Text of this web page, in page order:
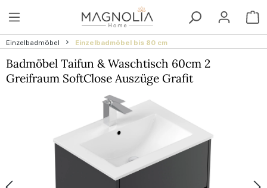
Zum Hauptinhalt springen
Einzelbadmöbel Einzelbadmöbel bis 80 cm
Badmöbel Taifun & Waschtisch 60cm 2
Greifraum SoftClose Auszüge Grafit
Bildergalerie überspringen